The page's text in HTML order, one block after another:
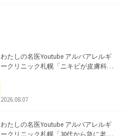
わたしの名医Youtube アルバアレルギ
ークリニック札幌「ニキビが皮膚科で
ました。
2026.08.07
わたしの名医Youtube アルバアレルギ